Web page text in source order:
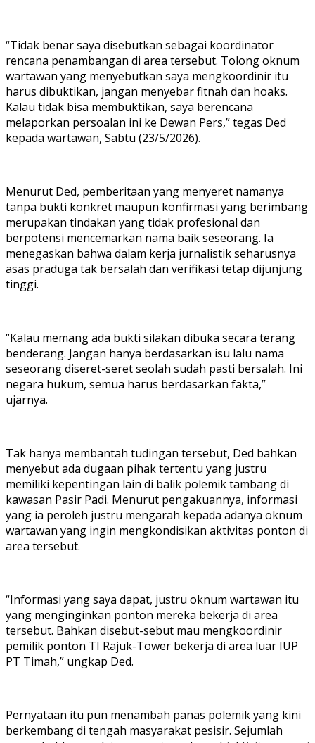
“Tidak benar saya disebutkan sebagai koordinator
rencana penambangan di area tersebut. Tolong oknum
wartawan yang menyebutkan saya mengkoordinir itu
harus dibuktikan, jangan menyebar fitnah dan hoaks.
Kalau tidak bisa membuktikan, saya berencana
melaporkan persoalan ini ke Dewan Pers,” tegas Ded
kepada wartawan, Sabtu (23/5/2026).
Menurut Ded, pemberitaan yang menyeret namanya
tanpa bukti konkret maupun konfirmasi yang berimbang
merupakan tindakan yang tidak profesional dan
berpotensi mencemarkan nama baik seseorang. Ia
menegaskan bahwa dalam kerja jurnalistik seharusnya
asas praduga tak bersalah dan verifikasi tetap dijunjung
tinggi.
“Kalau memang ada bukti silakan dibuka secara terang
benderang. Jangan hanya berdasarkan isu lalu nama
seseorang diseret-seret seolah sudah pasti bersalah. Ini
negara hukum, semua harus berdasarkan fakta,”
ujarnya.
Tak hanya membantah tudingan tersebut, Ded bahkan
menyebut ada dugaan pihak tertentu yang justru
memiliki kepentingan lain di balik polemik tambang di
kawasan Pasir Padi. Menurut pengakuannya, informasi
yang ia peroleh justru mengarah kepada adanya oknum
wartawan yang ingin mengkondisikan aktivitas ponton di
area tersebut.
“Informasi yang saya dapat, justru oknum wartawan itu
yang menginginkan ponton mereka bekerja di area
tersebut. Bahkan disebut-sebut mau mengkoordinir
pemilik ponton TI Rajuk-Tower bekerja di area luar IUP
PT Timah,” ungkap Ded.
Pernyataan itu pun menambah panas polemik yang kini
berkembang di tengah masyarakat pesisir. Sejumlah